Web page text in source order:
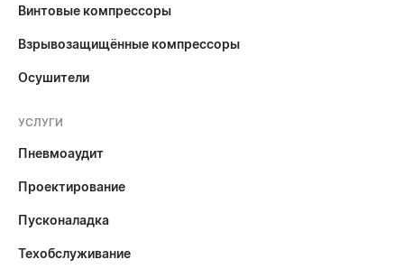
Винтовые компрессоры
Взрывозащищённые компрессоры
Осушители
УСЛУГИ
Пневмоаудит
Проектирование
Пусконаладка
Техобслуживание